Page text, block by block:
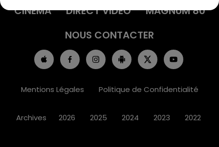
CINÉMA
DIRECT VIDÉO
MAGNUM 80
NOUS CONTACTER
Mentions Légales Politique de Confidentialité
Archives 2026 2025 2024 2023 2022